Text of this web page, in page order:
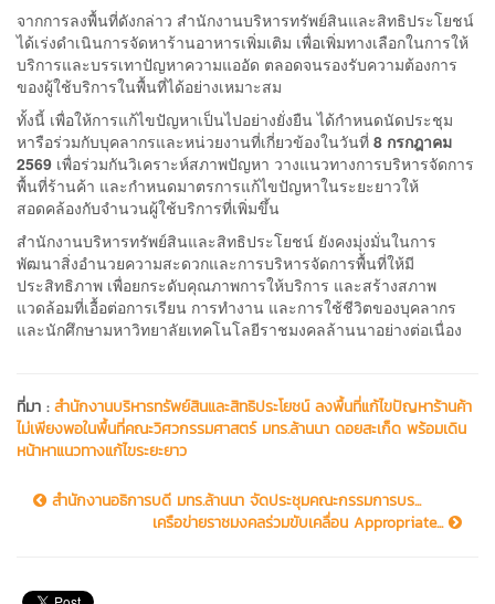
จากการลงพื้นที่ดังกล่าว สำนักงานบริหารทรัพย์สินและสิทธิประโยชน์
ได้เร่งดำเนินการจัดหาร้านอาหารเพิ่มเติม เพื่อเพิ่มทางเลือกในการให้
บริการและบรรเทาปัญหาความแออัด ตลอดจนรองรับความต้องการ
ของผู้ใช้บริการในพื้นที่ได้อย่างเหมาะสม
ทั้งนี้ เพื่อให้การแก้ไขปัญหาเป็นไปอย่างยั่งยืน ได้กำหนดนัดประชุม
หารือร่วมกับบุคลากรและหน่วยงานที่เกี่ยวข้องในวันที่ 8 กรกฎาคม
2569 เพื่อร่วมกันวิเคราะห์สภาพปัญหา วางแนวทางการบริหารจัดการ
พื้นที่ร้านค้า และกำหนดมาตรการแก้ไขปัญหาในระยะยาวให้
สอดคล้องกับจำนวนผู้ใช้บริการที่เพิ่มขึ้น
สำนักงานบริหารทรัพย์สินและสิทธิประโยชน์ ยังคงมุ่งมั่นในการ
พัฒนาสิ่งอำนวยความสะดวกและการบริหารจัดการพื้นที่ให้มี
ประสิทธิภาพ เพื่อยกระดับคุณภาพการให้บริการ และสร้างสภาพ
แวดล้อมที่เอื้อต่อการเรียน การทำงาน และการใช้ชีวิตของบุคลากร
และนักศึกษามหาวิทยาลัยเทคโนโลยีราชมงคลล้านนาอย่างต่อเนื่อง
ที่มา :สำนักงานบริหารทรัพย์สินและสิทธิประโยชน์ ลงพื้นที่แก้ไขปัญหาร้านค้า
ไม่เพียงพอในพื้นที่คณะวิศวกรรมศาสตร์ มทร.ล้านนา ดอยสะเก็ด พร้อมเดิน
หน้าหาแนวทางแก้ไขระยะยาว
สำนักงานอธิการบดี มทร.ล้านนา จัดประชุมคณะกรรมการบร...
เครือข่ายราชมงคลร่วมขับเคลื่อน Appropriate...